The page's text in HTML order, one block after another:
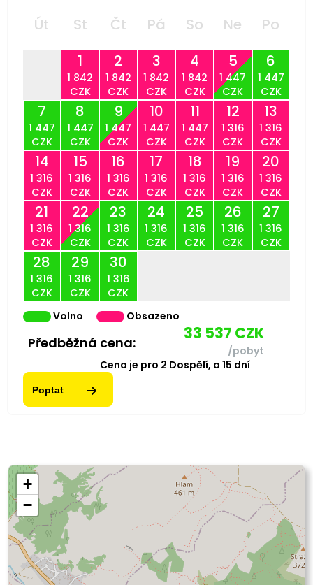
Út St Čt Pá So Ne
Po
1
1 842
CZK
2
1 842
CZK
3
1 842
CZK
4
1 842
CZK
5
1 447
CZK
6
1 447
CZK
7
1 447
CZK
8
1 447
CZK
9
1 447
CZK
10
1 447
CZK
11
1 447
CZK
12
1 316
CZK
13
1 316
CZK
14
1 316
CZK
15
1 316
CZK
16
1 316
CZK
17
1 316
CZK
18
1 316
CZK
19
1 316
CZK
20
1 316
CZK
21
1 316
CZK
22
1 316
CZK
23
1 316
CZK
24
1 316
CZK
25
1 316
CZK
26
1 316
CZK
27
1 316
CZK
28
1 316
CZK
29
1 316
CZK
30
1 316
CZK
Volno
Obsazeno
Předběžná cena: 33 537 CZK
/pobyt
Cena je pro 2 Dospělí, a 15 dní
Poptat
+
−